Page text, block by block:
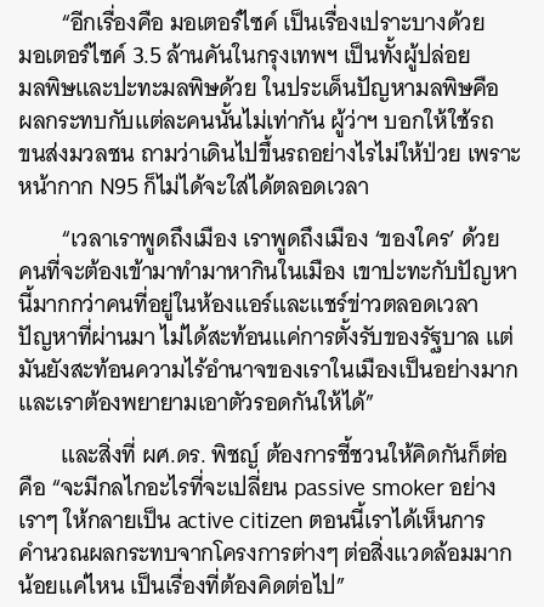
“อีกเรื่องคือ มอเตอร์ไซค์ เป็นเรื่องเปราะบางด้วย
มอเตอร์ไซค์ 3.5 ล้านคันในกรุงเทพฯ เป็นทั้งผู้ปล่อย
มลพิษและปะทะมลพิษด้วย ในประเด็นปัญหามลพิษคือ
ผลกระทบกับแต่ละคนนั้นไม่เท่ากัน ผู้ว่าฯ บอกให้ใช้รถ
ขนส่งมวลชน ถามว่าเดินไปขึ้นรถอย่างไรไม่ให้ป่วย เพราะ
หน้ากาก N95 ก็ไม่ได้จะใส่ได้ตลอดเวลา
“เวลาเราพูดถึงเมือง เราพูดถึงเมือง ‘ของใคร’ ด้วย
คนที่จะต้องเข้ามาทำมาหากินในเมือง เขาปะทะกับปัญหา
นี้มากกว่าคนที่อยู่ในห้องแอร์และแชร์ข่าวตลอดเวลา
ปัญหาที่ผ่านมา ไม่ได้สะท้อนแค่การตั้งรับของรัฐบาล แต่
มันยังสะท้อนความไร้อำนาจของเราในเมืองเป็นอย่างมาก
และเราต้องพยายามเอาตัวรอดกันให้ได้”
และสิ่งที่ ผศ.ดร. พิชญ์ ต้องการชี้ชวนให้คิดกันก็ต่อ
คือ “จะมีกลไกอะไรที่จะเปลี่ยน passive smoker อย่าง
เราๆ ให้กลายเป็น active citizen ตอนนี้เราได้เห็นการ
คำนวณผลกระทบจากโครงการต่างๆ ต่อสิ่งแวดล้อมมาก
น้อยแค่ไหน เป็นเรื่องที่ต้องคิดต่อไป”